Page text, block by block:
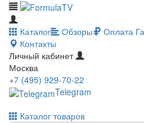
Каталог Обзоры Оплата
Контакты
Личный кабинет
Москва
+7 (495) 929-70-22
Telegram
Каталог товаров